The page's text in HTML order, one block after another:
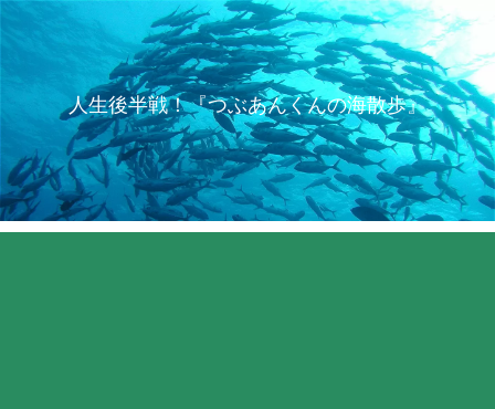
人生後半戦！『つぶあんくんの海散歩』